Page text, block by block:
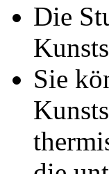
Die
Sie